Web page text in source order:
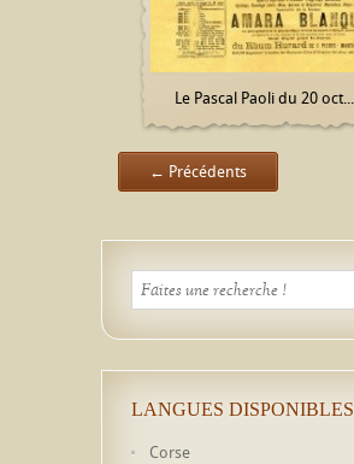
Le Pascal Paoli du 20 oct...
← Précédents
LANGUES DISPONIBLES
Corse